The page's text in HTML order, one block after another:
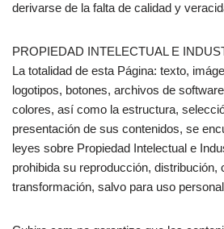
derivarse de la falta de calidad y
PROPIEDAD INTELECTUAL E
La totalidad de esta Página: texto,
logotipos, botones, archivos de
colores, así como la estructura,
presentación de sus contenidos, se
leyes sobre Propiedad Intelectual e
prohibida su reproducción, distribución,
transformación, salvo para uso